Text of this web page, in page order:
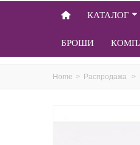
КАТАЛОГ
БРОШИ
Home > Распродажа >